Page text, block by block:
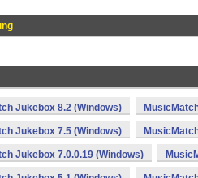
Jukebox 8.2 (Windows)
Jukebox 7.5 (Windows)
Jukebox 7.0.0.19 (Windows)